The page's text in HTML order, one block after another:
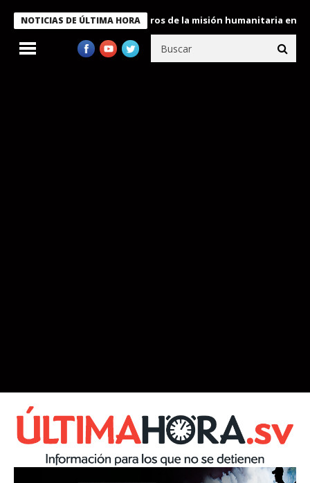
NOTICIAS DE ÚLTIMA HORA
condecora a miembros de la misión humanitaria enviada a